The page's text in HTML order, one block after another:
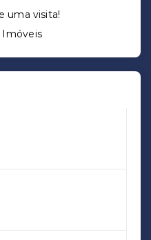
uma visita!
Imóveis